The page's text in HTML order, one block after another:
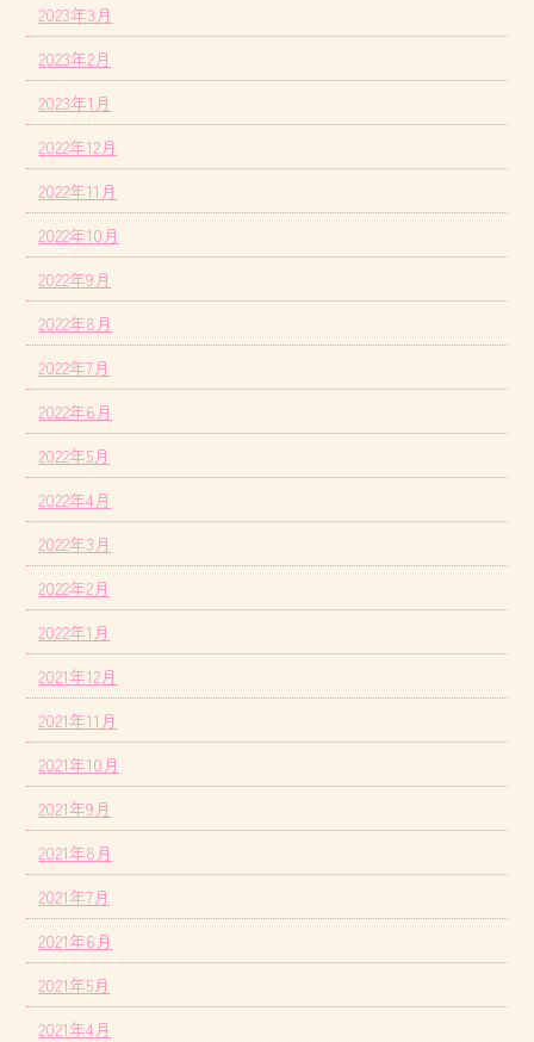
2023年3月
2023年2月
2023年1月
2022年12月
2022年11月
2022年10月
2022年9月
2022年8月
2022年7月
2022年6月
2022年5月
2022年4月
2022年3月
2022年2月
2022年1月
2021年12月
2021年11月
2021年10月
2021年9月
2021年8月
2021年7月
2021年6月
2021年5月
2021年4月